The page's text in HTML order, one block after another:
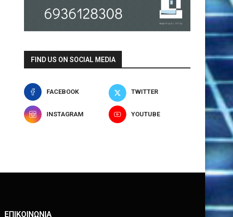
FIND US ON SOCIAL MEDIA
FACEBOOK TWITTER
INSTAGRAM YOUTUBE
ΕΠΙΚΟΙΝΩΝΙΑ